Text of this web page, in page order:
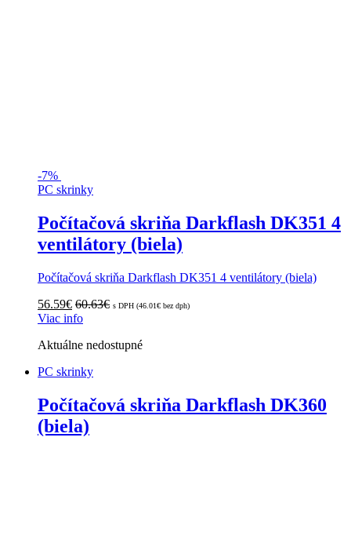
-7%
PC skrinky
Počítačová skriňa Darkflash DK351 4
ventilátory (biela)
Počítačová skriňa Darkflash DK351 4 ventilátory (biela)
56.59€ 60.63€ s DPH (46.01€ bez dph)
Viac info
Aktuálne nedostupné
PC skrinky
Počítačová skriňa Darkflash DK360
(biela)